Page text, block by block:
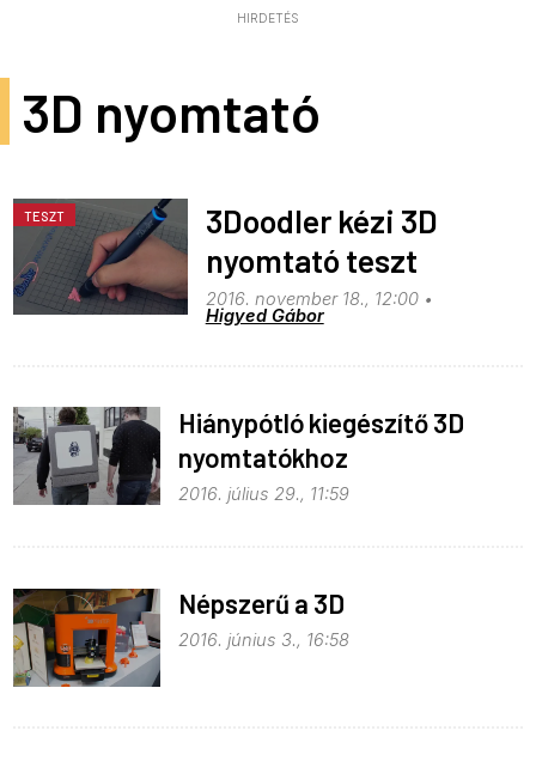
HIRDETÉS
3D nyomtató
TESZT
3Doodler kézi 3D
nyomtató teszt
2016. november 18., 12:00
Higyed Gábor
Hiánypótló kiegészítő 3D
nyomtatókhoz
2016. július 29., 11:59
Népszerű a 3D
2016. június 3., 16:58